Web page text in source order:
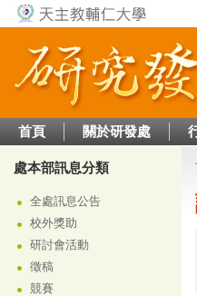
首頁 關於研發處
處本部訊息分類
全處訊息公告
校外獎助
研討會活動
徵稿
競賽